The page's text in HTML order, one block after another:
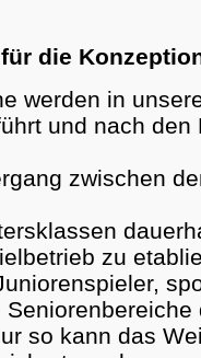
die
werden in
und nach
zwischen
zu
so kann das